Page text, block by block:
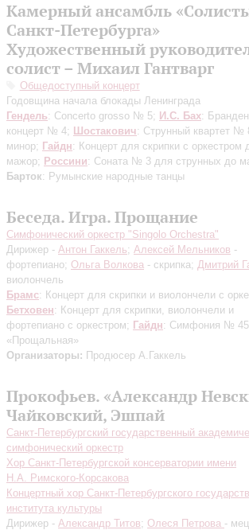
Камерный ансамбль
Санкт-Петербурга»
Художественный
солист – Михаил Гантварг
Общедоступный концерт
Годовщина начала блокады Ленинграда
Гендель: Concerto grosso № 5; И.С. Бах:
концерт № 4; Шостакович: Струнный квартет №
минор; Гайдн: Концерт для скрипки с оркестром
мажор; Россини: Соната № 3 для струнных до
Барток: Румынские народные танцы
Беседа. Игра. Прощание
Симфонический оркестр "Singolo Orchestra"
Дирижер - Антон Гаккель; Алексей Мельников -
фортепиано; Ольга Волкова - скрипка; Дмитрий
виолончель
Брамс: Концерт для скрипки и виолончели с
Бетховен: Концерт для скрипки, виолончели и
фортепиано c оркестром; Гайдн: Симфония № 45
«Прощальная»
Организаторы: Продюсер А.Гаккель
Прокофьев. «Александр
Чайковский, Эшпай
Санкт-Петербургский государственный
симфонический оркестр
Хор Санкт-Петербургской консерватории имени
Н.А. Римского-Корсакова
Концертный хор Санкт-Петербургского
института культуры
Дирижер - Александр Титов; Олеся Петрова -